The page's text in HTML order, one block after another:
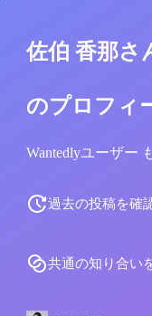
佐伯 香那さ
のプロフィ
Wantedlyユーザー
過去の投稿を確
共通の知り合い